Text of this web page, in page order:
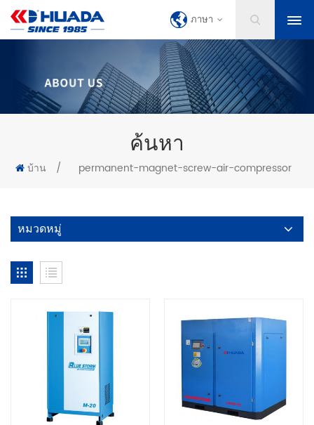
ภาษา
ค้นหา
บ้าน / permanent-magnet-screw-air-compressor
หมวดหมู่